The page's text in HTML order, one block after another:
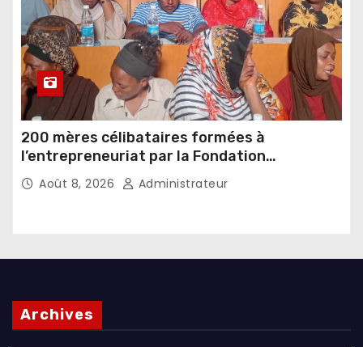
200 mères célibataires formées à
l’entrepreneuriat par la Fondation
Umugiraneza et l’OPDD
Août 8, 2026 Administrateur
Archives